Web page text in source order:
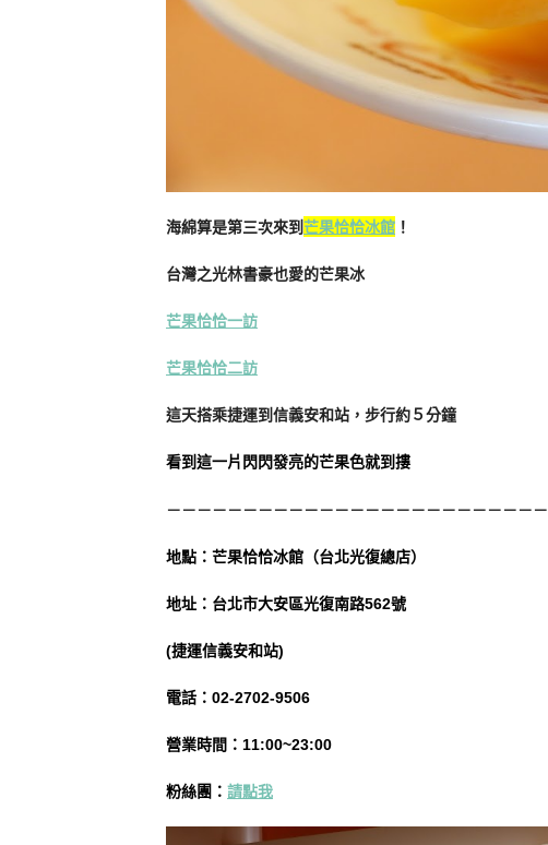
海綿算是第三次來到芒果恰恰冰館 ！
台灣之光林書豪也愛的芒果冰
芒果恰恰一訪
芒果恰恰二訪
這天搭乘捷運到信義安和站，步行約５分鐘
看到這一片閃閃發亮的芒果色就到摟
－－－－－－－－－－－－－－－－－－－－－－－－－
地點 ：芒果恰恰冰館（台北光復總店）
地址：台北市大安區光復南路562號
(捷運信義安和站)
電話：02-2702-9506
營業時間：11:00~23:00
粉絲團： 請點我